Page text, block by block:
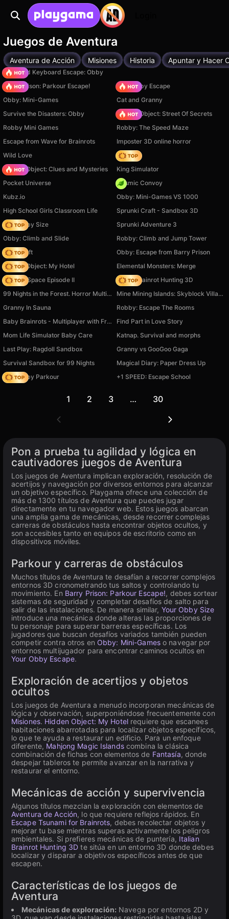
Juegos de Aventura
Aventura de Acción Misiones Historia Apuntar y Hacer
+1 Speed Keyboard Escape: Obby
Barry Prison: Parkour Escape!
Your Obby Escape
Obby: Mini-Games
Cat and Granny
Survive the Disasters: Obby
Hidden Object: Street Of Secrets
Robby Mini Games
Robby: The Speed Maze
Escape from Wave for Brainrots
Imposter 3D online horror
Wild Love
Hedgies
Hidden Object: Clues and Mysteries
King Simulator
Pocket Universe
Cosmic Convoy
Kubz.io
Obby: Mini-Games VS 1000
High School Girls Classroom Life
Sprunki Craft - Sandbox 3D
Your Obby Size
Sprunki Adventure 3
Obby: Climb and Slide
Robby: Climb and Jump Tower
Trap Craft
Obby: Escape from Barry Prison
Hidden Object: My Hotel
Elemental Monsters: Merge
Zombie Space Episode II
Italian Brainrot Hunting 3D
99 Nights in the Forest. Horror Multiplayer
Mine Mining Islands: Skyblock Village!
Granny In Sauna
Robby: Escape The Rooms
Baby Brainrots - Multiplayer with Friends!
Find Part in Love Story
Mom Life Simulator Baby Care
Katnap. Survival and morphs
Last Play: Ragdoll Sandbox
Granny vs GooGoo Gaga
Survival Sandbox for 99 Nights
Magical Diary: Paper Dress Up
Your Obby Parkour
+1 SPEED: Escape School
1 2 3 … 30
Pon a prueba tu agilidad y lógica en
cautivadores juegos de Aventura
Los juegos de Aventura implican exploración, resolución de
acertijos y navegación por diversos entornos para alcanzar
un objetivo específico. Playgama ofrece una colección de
más de 1300 títulos de Aventura que puedes jugar
directamente en tu navegador web. Estos juegos abarcan
una amplia gama de mecánicas, desde recorrer complejas
carreras de obstáculos hasta encontrar objetos ocultos, y
son accesibles tanto en equipos de escritorio como en
dispositivos móviles.
Parkour y carreras de obstáculos
Muchos títulos de Aventura te desafían a recorrer complejos
entornos 3D cronometrando tus saltos y controlando tu
movimiento. En Barry Prison: Parkour Escape!, debes sortear
sistemas de seguridad y completar desafíos de salto para
salir de las instalaciones. De manera similar, Your Obby Size
introduce una mecánica donde alteras las proporciones de
tu personaje para superar barreras específicas. Los
jugadores que buscan desafíos variados también pueden
competir contra otros en Obby: Mini-Gameso navegar por
entornos multijugador para encontrar caminos ocultos en
Your Obby Escape.
Exploración de acertijos y objetos
ocultos
Los juegos de Aventura a menudo incorporan mecánicas de
lógica y observación, superponiéndose frecuentemente con
Misiones. Hidden Object: My Hotelrequiere que escanees
habitaciones abarrotadas para localizar objetos específicos,
lo que te ayuda a restaurar un edificio. Para un enfoque
diferente, Mahjong Magic Islandscombina la clásica
combinación de fichas con elementos de Fantasía, donde
despejar tableros te permite avanzar en la narrativa y
restaurar el entorno.
Mecánicas de acción y supervivencia
Algunos títulos mezclan la exploración con elementos de
Aventura de Acción, lo que requiere reflejos rápidos. En
Escape Tsunami for Brainrots, debes recolectar objetos y
mejorar tu base mientras superas activamente los peligros
ambientales. Si prefieres mecánicas de puntería, Italian
Brainrot Hunting 3D te sitúa en un entorno 3D donde debes
localizar y disparar a objetivos específicos antes de que
escapen.
Características de los juegos de
Aventura
Mecánicas de exploración: Navega por entornos 2D y